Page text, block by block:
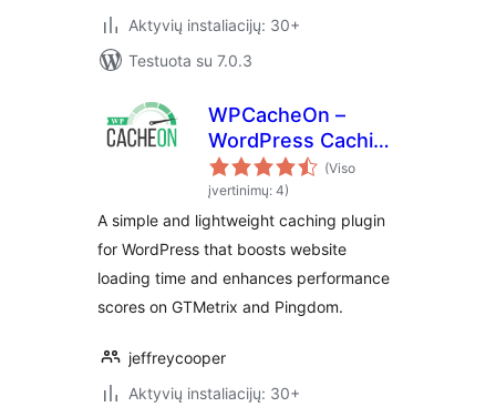
Aktyvių instaliacijų: 30+
Testuota su 7.0.3
WPCacheOn –
WordPress Caching
plugin
(Viso
įvertinimų: 4)
A simple and lightweight caching plugin
for WordPress that boosts website
loading time and enhances performance
scores on GTMetrix and Pingdom.
jeffreycooper
Aktyvių instaliacijų: 30+